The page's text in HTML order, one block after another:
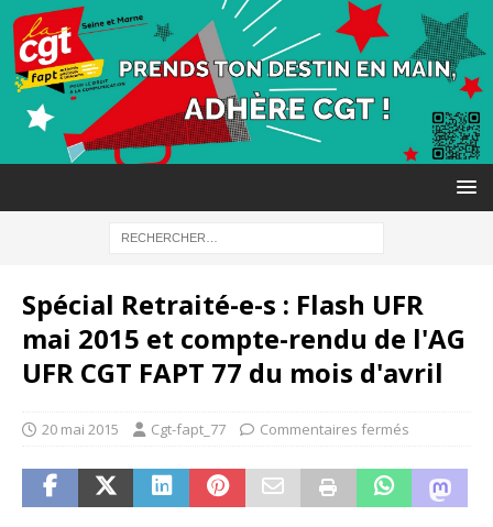
Spécial Retraité-e-s : Flash UFR
mai 2015 et compte-rendu de l'AG
UFR CGT FAPT 77 du mois d'avril
20 mai 2015 Cgt-fapt_77 Commentaires fermés